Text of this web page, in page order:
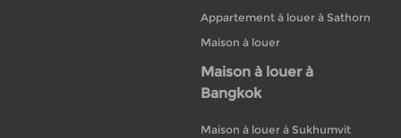
Appartement à louer à Sathorn
Maison à louer
Maison à louer à
Bangkok
Maison à louer à Sukhumvit